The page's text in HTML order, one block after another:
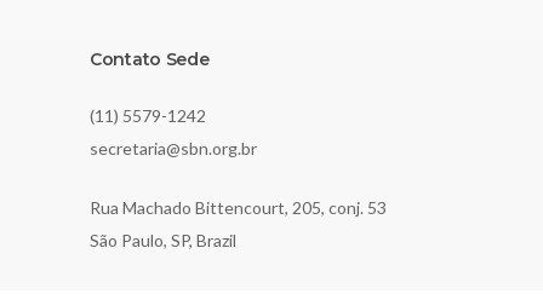
Contato Sede
(11) 5579-1242
secretaria@sbn.org.br
Rua Machado Bittencourt, 205, conj. 53
São Paulo, SP, Brazil